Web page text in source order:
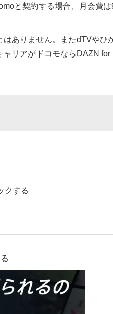
と契約する場合、月会費は
ありません。またdTVやひ
ャリアがドコモならDAZN for
クする